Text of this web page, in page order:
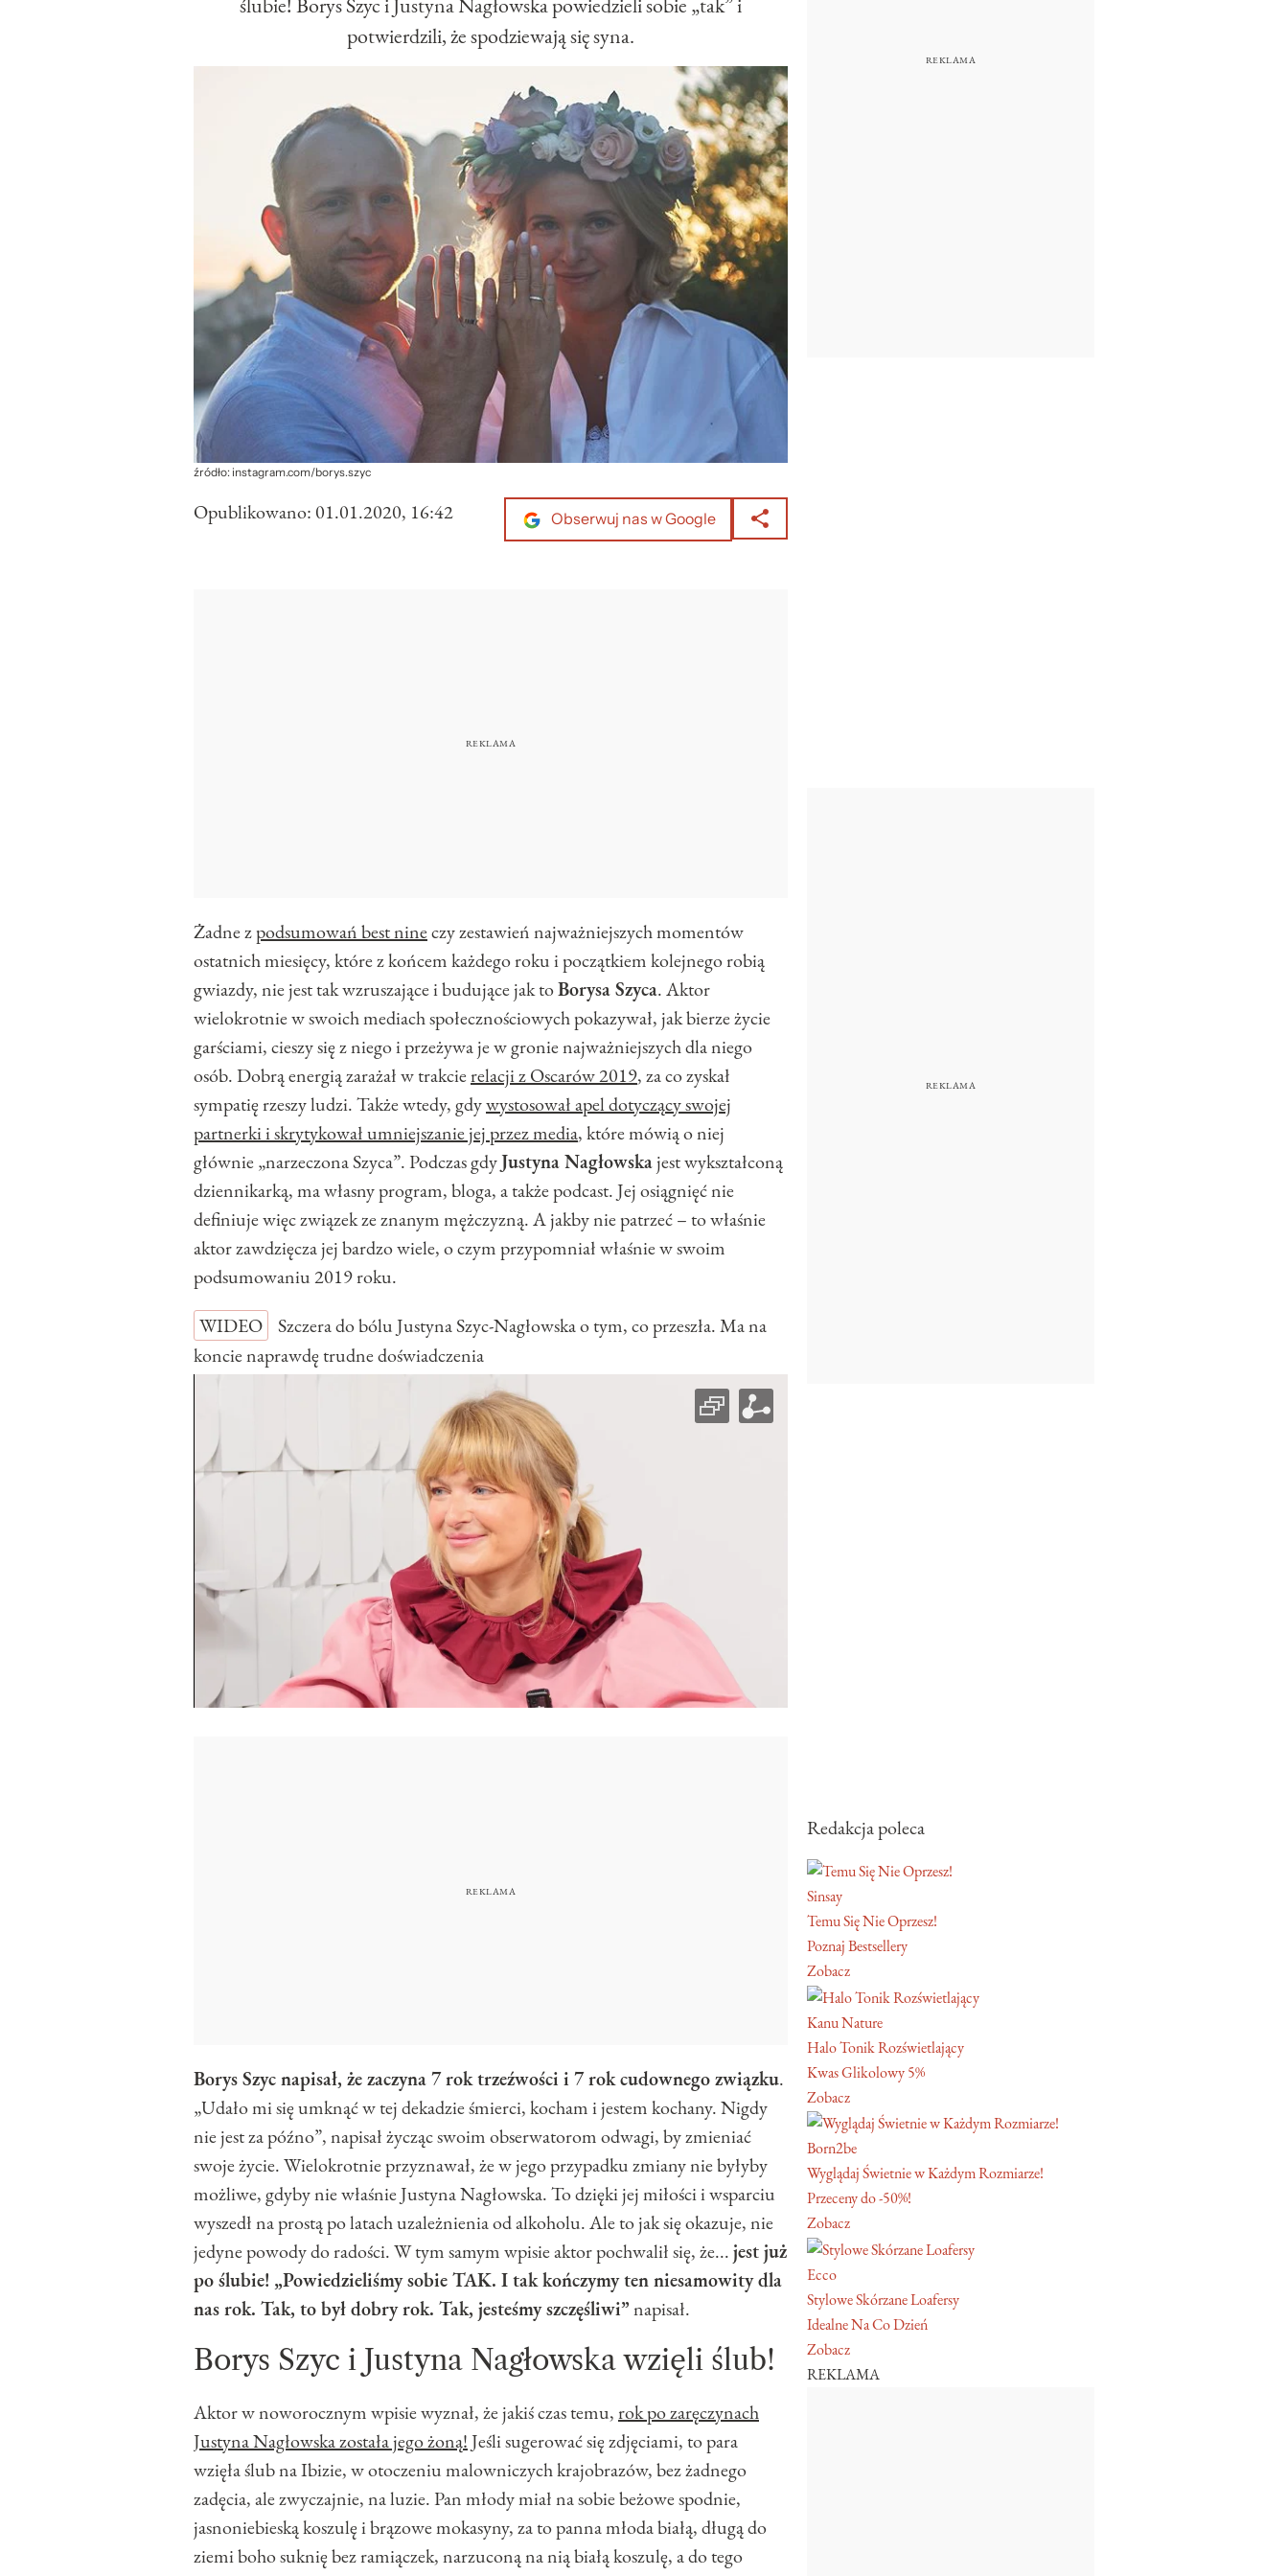
potwierdzili, że spodziewają się syna.
źródło: instagram.com/borys.szyc
Opublikowano: 01.01.2020, 16:42 Obserwuj nas w Google
Żadne zpodsumowań best nineczy zestawień najważniejszych momentów
ostatnich miesięcy, które z końcem każdego roku i początkiem kolejnego robią
gwiazdy, nie jest tak wzruszające i budujące jak toBorysa Szyca. Aktor
wielokrotnie w swoich mediach społecznościowych pokazywał, jak bierze życie
garściami, cieszy się z niego i przeżywa je w gronie najważniejszych dla niego
osób. Dobrą energią zarażał w trakcierelacji z Oscarów 2019, za co zyskał
sympatię rzeszy ludzi. Także wtedy, gdywystosował apel dotyczący swojej
partnerki i skrytykował umniejszanie jej przez media, które mówią o niej
głównie „narzeczona Szyca”. Podczas gdyJustyna Nagłowskajest wykształconą
dziennikarką, ma własny program, bloga, a także podcast. Jej osiągnięć nie
definiuje więc związek ze znanym mężczyzną. A jakby nie patrzeć – to właśnie
aktor zawdzięcza jej bardzo wiele, o czym przypomniał właśnie w swoim
podsumowaniu 2019 roku.
WIDEO
Szczera do bólu Justyna Szyc-Nagłowska o tym, co przeszła. Ma na
koncie naprawdę trudne doświadczenia
Borys Szyc napisał, że zaczyna 7 rok trzeźwości i 7 rok cudownego związku.
„Udało mi się umknąć w tej dekadzie śmierci, kocham i jestem kochany. Nigdy
nie jest za późno”, napisał życząc swoim obserwatorom odwagi, by zmieniać
swoje życie. Wielokrotnie przyznawał, że w jego przypadku zmiany nie byłyby
możliwe, gdyby nie właśnie Justyna Nagłowska. To dzięki jej miłości i wsparciu
wyszedł na prostą po latach uzależnienia od alkoholu. Ale to jak się okazuje, nie
jedyne powody do radości. W tym samym wpisie aktor pochwalił się, że...jest już
po ślubie! „Powiedzieliśmy sobie TAK. I tak kończymy ten niesamowity dla
nas rok. Tak, to był dobry rok. Tak, jesteśmy szczęśliwi”napisał.
Borys Szyc i Justyna Nagłowska wzięli ślub!
Aktor w noworocznym wpisie wyznał, że jakiś czas temu,rok po zaręczynach
Justyna Nagłowska została jego żoną!Jeśli sugerować się zdjęciami, to para
wzięła ślub na Ibizie, w otoczeniu malowniczych krajobrazów, bez żadnego
zadęcia, ale zwyczajnie, na luzie. Pan młody miał na sobie beżowe spodnie,
jasnoniebieską koszulę i brązowe mokasyny, za to panna młoda białą, długą do
ziemi boho suknię bez ramiączek, narzuconą na nią białą koszulę, a do tego
Redakcja poleca
Sinsay
Temu Się Nie Oprzesz!
Poznaj Bestsellery
Zobacz
Kanu Nature
Halo Tonik Rozświetlający
Kwas Glikolowy 5%
Zobacz
Born2be
Wyglądaj Świetnie w Każdym Rozmiarze!
Przeceny do -50%!
Zobacz
Ecco
Stylowe Skórzane Loafersy
Idealne Na Co Dzień
Zobacz
REKLAMA